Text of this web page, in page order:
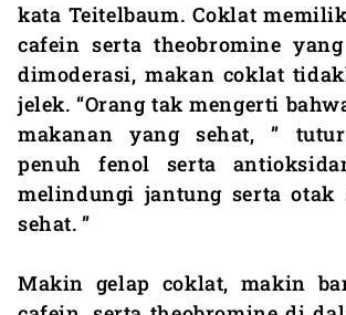
kata Teitelbaum. Coklat
cafein serta theobromine
dimoderasi, makan coklat
jelek. “Orang tak mengerti
makanan yang sehat, ”
penuh fenol serta
melindungi jantung serta otak
sehat. ”
Makin gelap coklat, makin